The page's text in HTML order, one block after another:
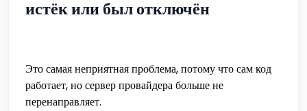
истёк или был отключён
Это самая неприятная проблема, потому что сам код
работает, но сервер провайдера больше не
перенаправляет.